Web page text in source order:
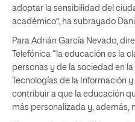
adoptar la sensibilidad del
académico”, ha subrayado
Para Adrián García Nevado,
Telefónica “la educación es la
personas y de la sociedad en
Tecnologías de la Información
contribuir a que la educación
más personalizada y, además,